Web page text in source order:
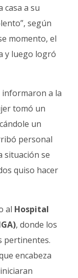
casa a su
según
momento, el
y luego logró
informaron a la
tomó un
un
personal
situación se
quiso hacer
al Hospital
, donde los
pertinentes.
encabeza